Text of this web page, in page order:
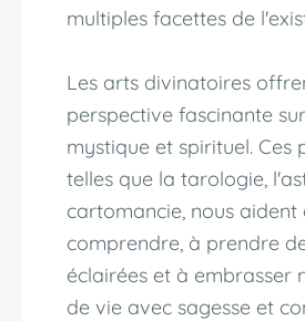
multiples facettes de
Les arts divinatoires
perspective fascinante
mystique et spirituel. Ces
telles que la tarologie,
cartomancie, nous aident
comprendre, à prendre
éclairées et à embrasser
de vie avec sagesse et